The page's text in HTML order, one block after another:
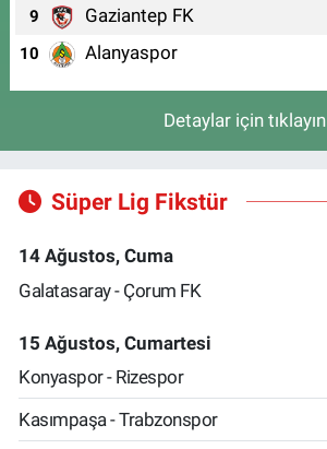
9 Gaziantep FK
10 Alanyaspor
Detaylar için tıklayın
Süper Lig Fikstür
14 Ağustos, Cuma
Galatasaray - Çorum FK
15 Ağustos, Cumartesi
Konyaspor - Rizespor
Kasımpaşa - Trabzonspor